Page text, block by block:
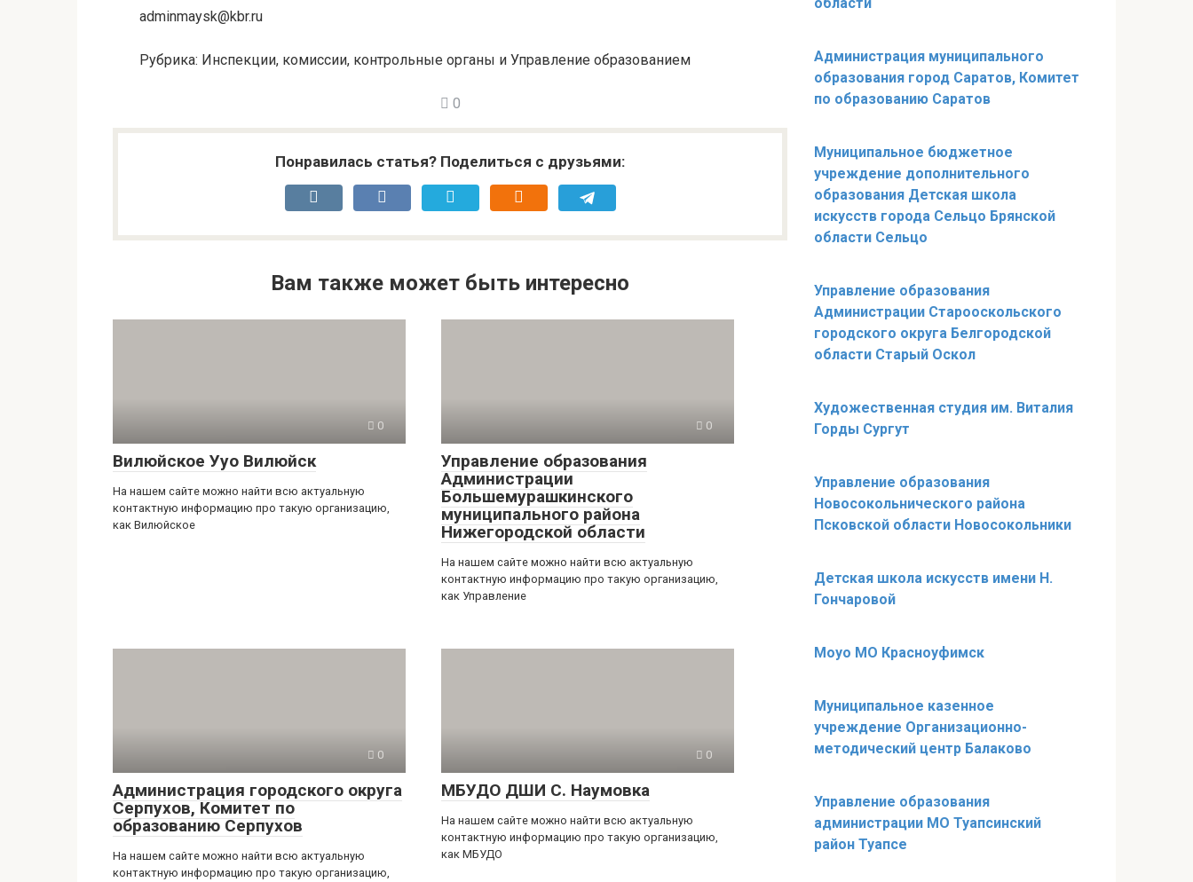
adminmaysk@kbr.ru
Рубрика: Инспекции, комиссии, контрольные органы и Управление образованием
0
Понравилась статья? Поделиться с друзьями:
Вам также может быть интересно
0
Вилюйское Ууо Вилюйск
На нашем сайте можно найти всю актуальную
контактную информацию про такую организацию,
как Вилюйское
0
Управление образования
Администрации
Большемурашкинского
муниципального района
Нижегородской области
На нашем сайте можно найти всю актуальную
контактную информацию про такую организацию,
как Управление
0
Администрация городского округа
Серпухов, Комитет по
образованию Серпухов
На нашем сайте можно найти всю актуальную
контактную информацию про такую организацию,
0
МБУДО ДШИ С. Наумовка
На нашем сайте можно найти всю актуальную
контактную информацию про такую организацию,
как МБУДО
Администрация муниципального
образования город Саратов, Комитет
по образованию Саратов
Муниципальное бюджетное
учреждение дополнительного
образования Детская школа
искусств города Сельцо Брянской
области Сельцо
Управление образования
Администрации Старооскольского
городского округа Белгородской
области Старый Оскол
Художественная студия им. Виталия
Горды Сургут
Управление образования
Новосокольнического района
Псковской области Новосокольники
Детская школа искусств имени Н.
Гончаровой
Моуо МО Красноуфимск
Муниципальное казенное
учреждение Организационно-
методический центр Балаково
Управление образования
администрации МО Туапсинский
район Туапсе